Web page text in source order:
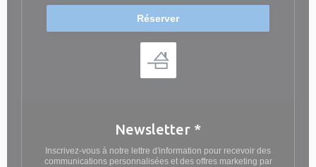
Réserver
Newsletter *
Inscrivez-vous à notre lettre d'information pour recevoir des
communications personnalisées et des offres marketing par